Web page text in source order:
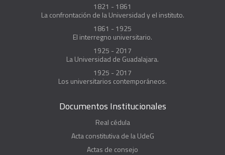
1821 - 1861
La confrontación de la Universidad y el instituto.
1861 - 1925
El interregno universitario.
1925 - 2017
La Universidad de Guadalajara.
1925 - 2017
Los universitarios contemporáneos.
Documentos Institucionales
Real cédula
Acta constitutiva de la UdeG
Actas de consejo